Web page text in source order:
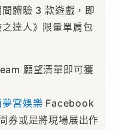
體驗 3 款遊戲，即
達人》限量單肩包
願望清單即可獲
夢宮娛樂 Facebook
券或是將現場展出作